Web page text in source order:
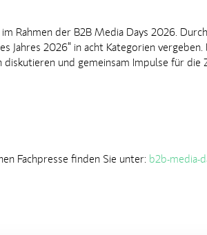
Rahmen der B2B Media Days 2026.
Jahres 2026“ in acht Kategorien
und gemeinsam Impulse für die
Fachpresse finden Sie unter: b2b-media-